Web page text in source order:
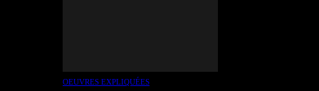
OEUVRES EXPLIQUÉES